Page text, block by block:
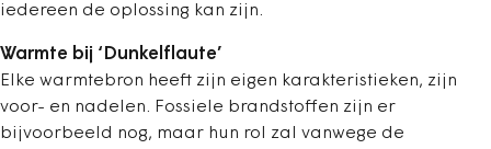
iedereen de oplossing kan zijn.
Warmte bij ‘Dunkelflaute’
Elke warmtebron heeft zijn eigen karakteristieken, zijn
voor- en nadelen. Fossiele brandstoffen zijn er
bijvoorbeeld nog, maar hun rol zal vanwege de